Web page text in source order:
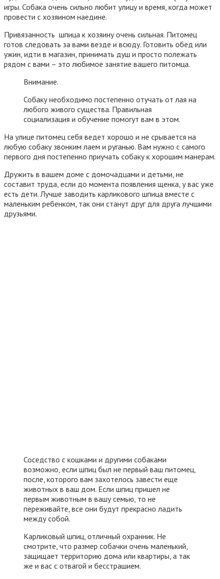
игры. Собака очень сильно любит улицу и время, когда может
провести с хозяином наедине.
Привязанность шпица к хозяину очень сильная. Питомец
готов следовать за вами везде и всюду. Готовить обед или
ужин, идти в магазин, принимать душ и просто полежать
рядом с вами – это любимое занятие вашего питомца.
Внимание.
Собаку необходимо постепенно отучать от лая на
любого живого существа. Правильная
социализация и обучение помогут вам в этом.
На улице питомец себя ведет хорошо и не срывается на
любую собаку звонким лаем и руганью. Вам нужно с самого
первого дня постепенно приучать собаку к хорошим манерам.
Дружить в вашем доме с домочадцами и детьми, не
составит труда, если до момента появления щенка, у вас уже
есть дети. Лучше заводить карликового шпица вместе с
маленьким ребенком, так они станут друг для друга лучшими
друзьями.
Соседство с кошками и другими собаками
возможно, если шпиц был не первый ваш питомец,
после, которого вам захотелось завести еще
животных в ваш дом. Если шпиц пришел не
первым животным в вашу семью, то не
переживайте, все они будут прекрасно ладить
между собой.
Карликовый шпиц, отличный охранник. Не
смотрите, что размер собачки очень маленький,
защищает территорию дома или квартиры, а так
же и вас с отвагой и бесстрашием.